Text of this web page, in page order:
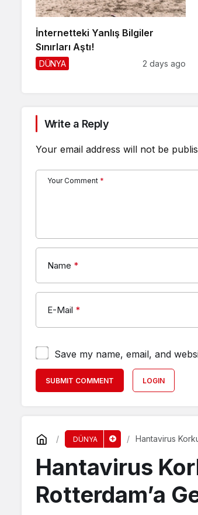
İnternetteki Yanlış Bilgiler
Sınırları Aştı!
DÜNYA 2 days ago
Write a Reply
Your email address will not be
Your Comment *
Name *
E-Mail *
Save my name, email, and
SUBMIT COMMENT LOGIN
DÜNYA Hantavirus
Hantavirus
Rotterdam’a